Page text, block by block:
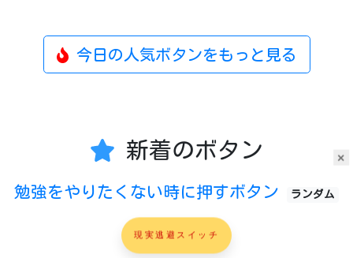
×
今日の人気ボタンをもっと見る
新着のボタン
勉強をやりたくない時に押すボタン ランダム
現実逃避スイッチ